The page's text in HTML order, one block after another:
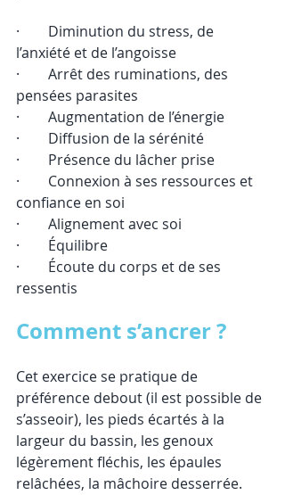
·        Diminution du stress, de
l’anxiété et de l’angoisse
·        Arrêt des ruminations, des
pensées parasites
·        Augmentation de l’énergie
·        Diffusion de la sérénité
·        Présence du lâcher prise
·        Connexion à ses ressources et
confiance en soi
·        Alignement avec soi
·        Équilibre
·        Écoute du corps et de ses
ressentis
Comment s’ancrer ?
Cet exercice se pratique de
préférence debout (il est possible de
s’asseoir), les pieds écartés à la
largeur du bassin, les genoux
légèrement fléchis, les épaules
relâchées, la mâchoire desserrée.